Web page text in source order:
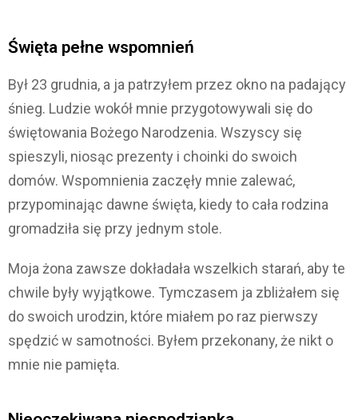
Święta pełne wspomnień
Był 23 grudnia, a ja patrzyłem przez okno na padający
śnieg. Ludzie wokół mnie przygotowywali się do
świętowania Bożego Narodzenia. Wszyscy się
spieszyli, niosąc prezenty i choinki do swoich
domów. Wspomnienia zaczęły mnie zalewać,
przypominając dawne święta, kiedy to cała rodzina
gromadziła się przy jednym stole.
Moja żona zawsze dokładała wszelkich starań, aby te
chwile były wyjątkowe. Tymczasem ja zbliżałem się
do swoich urodzin, które miałem po raz pierwszy
spędzić w samotności. Byłem przekonany, że nikt o
mnie nie pamięta.